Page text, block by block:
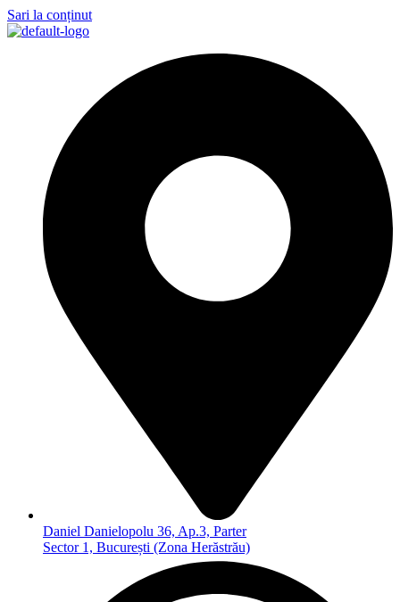
Sari la conținut
Daniel Danielopolu 36, Ap.3, Parter
Sector 1, București (Zona Herăstrău)